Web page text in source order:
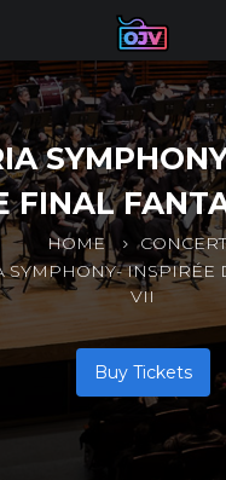
FINAL
HOME
SYMPHONY- INSPIRÉE
VII
Buy Tickets